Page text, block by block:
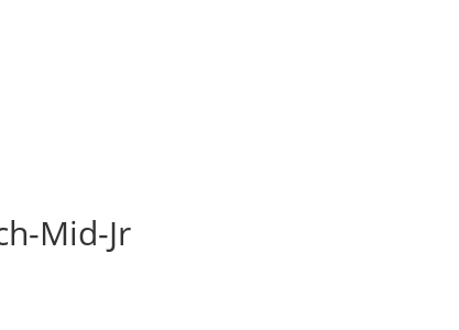
Mid-Jr